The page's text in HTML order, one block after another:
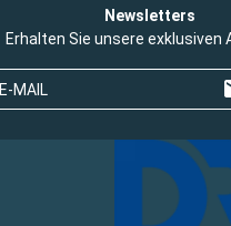
Newsletters
Erhalten Sie unsere exklusiven
E-MAIL